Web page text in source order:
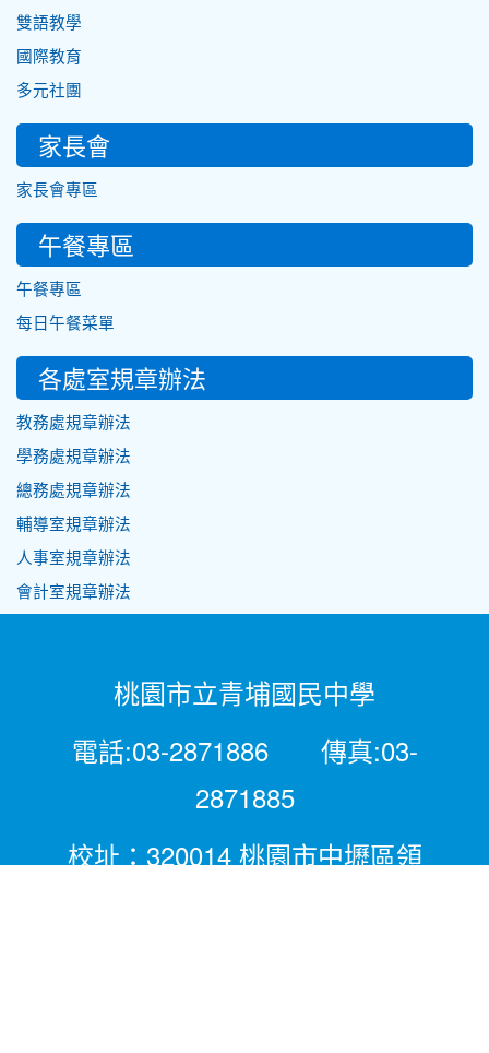
雙語教學
國際教育
多元社團
家長會
家長會專區
午餐專區
午餐專區
每日午餐菜單
各處室規章辦法
教務處規章辦法
學務處規章辦法
總務處規章辦法
輔導室規章辦法
人事室規章辦法
會計室規章辦法
桃園市立青埔國民中學
電話:03-2871886 傳真:03-
2871885
校址：320014 桃園市中壢區領